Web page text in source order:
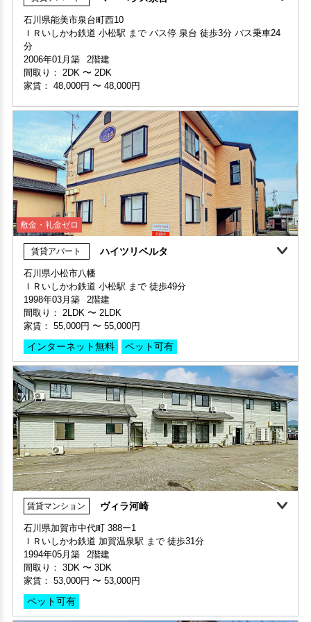
敷金・礼金ゼロ
部屋号数 やぎ座号室
家賃 56,000円・共益費 3,000円
階数 3階
間取り 2LDK・専有面積 55.38㎡
敷金 - ・礼金 -
保証人不要・代行 インターネット無料 インターネット無料(Wi-Fi) ペ
石川県能美市泉台町西10
ＩＲいしかわ鉄道 小松駅 まで バス停 泉台 徒歩3分 バス乗車24
分
2006年01月築
2階建
間取り： 2DK 〜 2DK
家賃： 48,000円 〜 48,000円
敷金・礼金ゼロ
部屋号数 201号室
家賃 48,000円・共益費 2,000円
階数 2階
間取り 2DK・専有面積 50.86㎡
敷金 - ・礼金 -
保証人不要・代行 ロケーション良好
敷金・礼金ゼロ
賃貸アパート ハイツリベルタ
石川県小松市八幡
ＩＲいしかわ鉄道 小松駅 まで 徒歩49分
1998年03月築
2階建
間取り： 2LDK 〜 2LDK
家賃： 55,000円 〜 55,000円
インターネット無料 ペット可有
敷金・礼金ゼロ
部屋号数 103号室
家賃 55,000円・共益費 3,000円
階数 1階
間取り 2LDK・専有面積 54.31㎡
敷金 - ・礼金 -
保証人不要・代行 インターネット無料 ペット可・相談OK
賃貸マンション ヴィラ河崎
石川県加賀市中代町 388ー1
ＩＲいしかわ鉄道 加賀温泉駅 まで 徒歩31分
1994年05月築
2階建
間取り： 3DK 〜 3DK
家賃： 53,000円 〜 53,000円
ペット可有